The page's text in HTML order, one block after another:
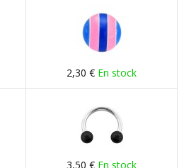
2,30 € En stock
3,50 € En stock